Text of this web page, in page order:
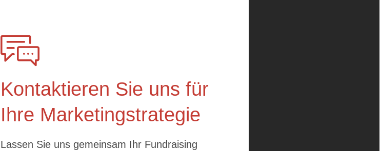
Kontaktieren Sie uns für
Ihre Marketingstrategie
Lassen Sie uns gemeinsam Ihr Fundraising